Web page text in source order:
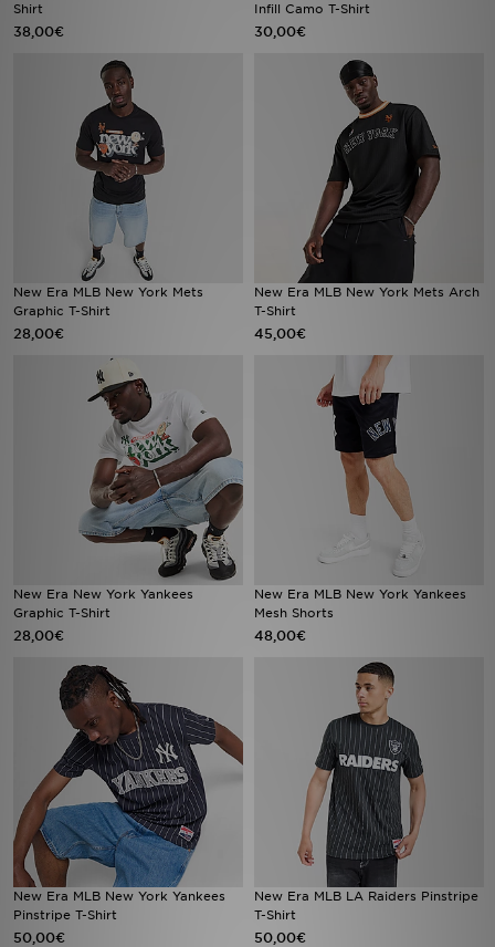
Shirt
38,00€
Infill Camo T-Shirt
30,00€
New Era MLB New York Mets
Graphic T-Shirt
28,00€
New Era MLB New York Mets Arch
T-Shirt
45,00€
New Era New York Yankees
Graphic T-Shirt
28,00€
New Era MLB New York Yankees
Mesh Shorts
48,00€
New Era MLB New York Yankees
Pinstripe T-Shirt
50,00€
New Era MLB LA Raiders Pinstripe
T-Shirt
50,00€
Mein JD
Meine Nachrichten
Bestellverfolgung
Hilfe & Kontakt
Trending Styles